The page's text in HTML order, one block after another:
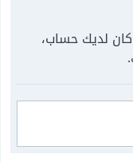
لديك حساب،